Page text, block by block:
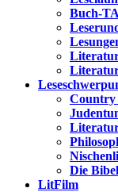
Buch-
Die
LitFilm